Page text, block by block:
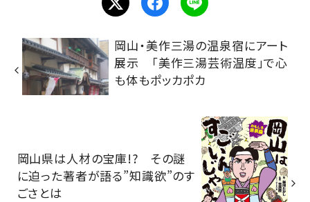
岡山・美作三湯の温泉宿にアート
展示 「美作三湯芸術温度」で心
も体もポッカポカ
岡山県は人材の宝庫!? その謎
に迫った著者が語る”知識欲”のす
ごさとは